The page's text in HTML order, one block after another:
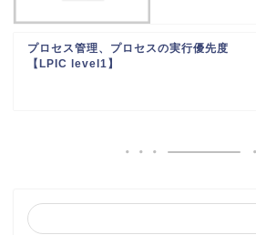
プロセス管理、プロセスの実行優先度
【LPIC level1】